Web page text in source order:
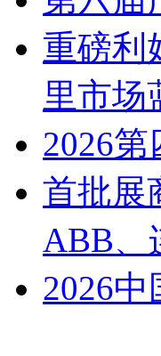
重磅利
里市场
2026
首批展
ABB、
2026